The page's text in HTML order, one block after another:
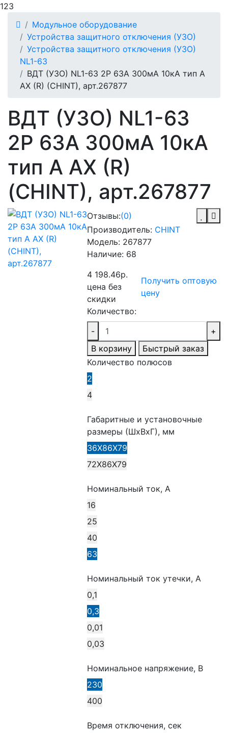
123
Модульное оборудование
Устройства защитного отключения (УЗО)
Устройства защитного отключения (УЗО)
NL1-63
ВДТ (УЗО) NL1-63 2P 63А 300мА 10кА тип A
AX (R) (CHINT), арт.267877
ВДТ (УЗО) NL1-63
2P 63А 300мА 10кА
тип A AX (R)
(CHINT), арт.267877
Отзывы:(0)
Производитель: CHINT
Модель: 267877
Наличие: 68
4 198.46р.
цена без
скидки
Получить оптовую
цену
Количество:
-
+
В корзину
Быстрый заказ
Количество полюсов
2
4
Габаритные и установочные
размеры (ШхВхГ), мм
36Х86Х79
72Х86Х79
Номинальный ток, А
16
25
40
63
Номинальный ток утечки, А
0,1
0,3
0,01
0,03
Номинальное напряжение, В
230
400
Время отключения, сек